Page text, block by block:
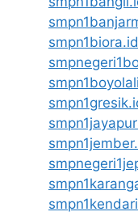
smpn1biora.id